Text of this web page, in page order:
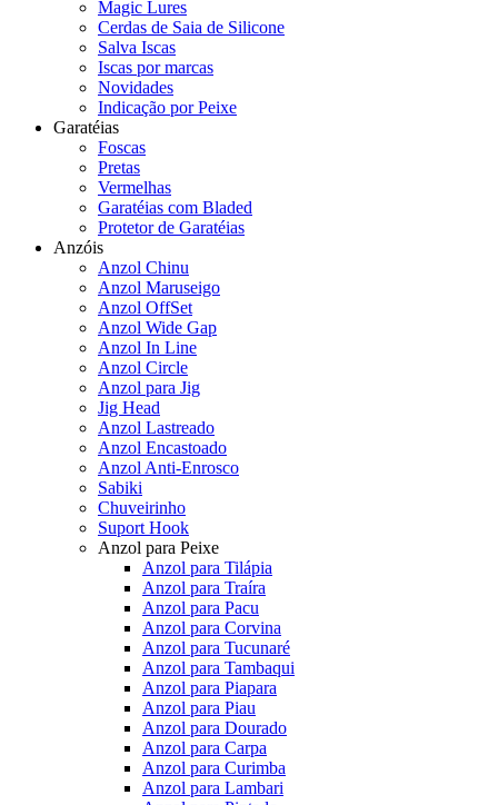
Magic Lures
Cerdas de Saia de Silicone
Salva Iscas
Iscas por marcas
Novidades
Indicação por Peixe
Garatéias
Foscas
Pretas
Vermelhas
Garatéias com Bladed
Protetor de Garatéias
Anzóis
Anzol Chinu
Anzol Maruseigo
Anzol OffSet
Anzol Wide Gap
Anzol In Line
Anzol Circle
Anzol para Jig
Jig Head
Anzol Lastreado
Anzol Encastoado
Anzol Anti-Enrosco
Sabiki
Chuveirinho
Suport Hook
Anzol para Peixe
Anzol para Tilápia
Anzol para Traíra
Anzol para Pacu
Anzol para Corvina
Anzol para Tucunaré
Anzol para Tambaqui
Anzol para Piapara
Anzol para Piau
Anzol para Dourado
Anzol para Carpa
Anzol para Curimba
Anzol para Lambari